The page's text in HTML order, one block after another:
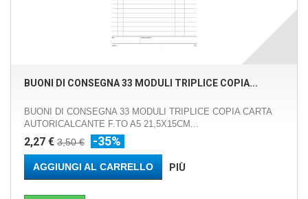
BUONI DI CONSEGNA 33 MODULI TRIPLICE COPIA...
BUONI DI CONSEGNA 33 MODULI TRIPLICE COPIA CARTA
AUTORICALCANTE F.TO A5 21,5X15CM...
2,27 € 3,50 € -35%
AGGIUNGI AL CARRELLO PIÙ